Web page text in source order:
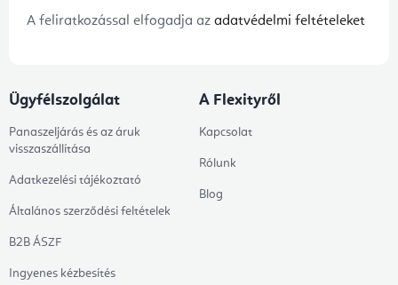
A feliratkozással elfogadja az adatvédelmi feltételeket
Ügyfélszolgálat
Panaszeljárás és az áruk
visszaszállítása
Adatkezelési tájékoztató
Általános szerződési feltételek
B2B ÁSZF
Ingyenes kézbesítés
A Flexityről
Kapcsolat
Rólunk
Blog